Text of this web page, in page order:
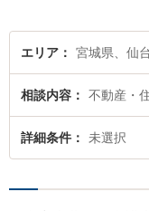
エリア 宮城県、仙
相談内容 不動産・
詳細条件 未選択